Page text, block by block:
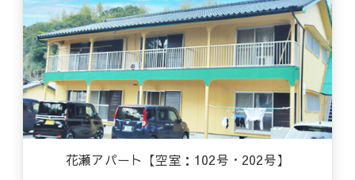
花瀬アパート【空室：102号・202号】